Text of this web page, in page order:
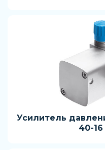
Усилитель
40-16